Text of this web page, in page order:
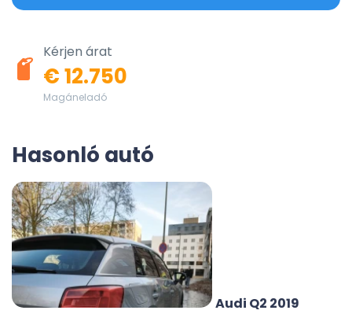
Kérjen árat
€ 12.750
Magáneladó
Hasonló autó
Audi Q2 2019